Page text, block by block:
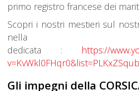
primo registro francese dei
Scopri i nostri mestieri sul
nella
dedicata : https://
Gli impegni della